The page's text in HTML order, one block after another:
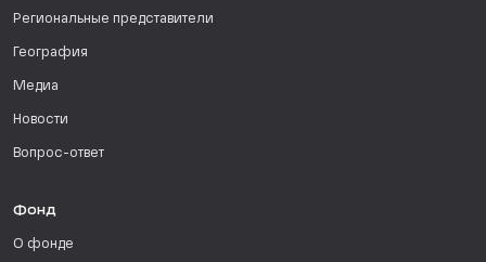
Региональные представители
География
Медиа
Новости
Вопрос-ответ
Фонд
О фонде